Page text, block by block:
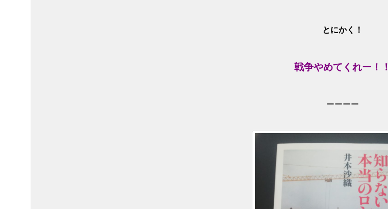
とにかく！
戦争やめてくれー！！
ーーーー